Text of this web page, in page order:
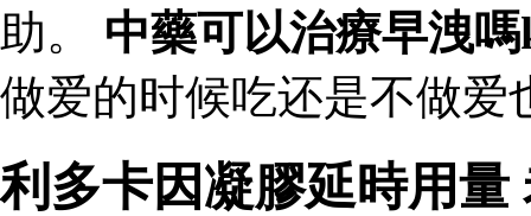
助。 中藥可以治療早洩
做爱的时候吃还是不做爱
利多卡因凝膠延時用